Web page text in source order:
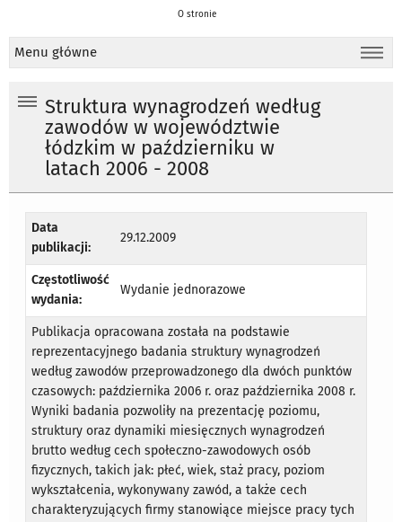
O stronie
Menu główne
Struktura wynagrodzeń według
zawodów w województwie
łódzkim w październiku w
latach 2006 - 2008
Data
publikacji:
29.12.2009
Częstotliwość
wydania:
Wydanie jednorazowe
Publikacja opracowana została na podstawie
reprezentacyjnego badania struktury wynagrodzeń
według zawodów przeprowadzonego dla dwóch punktów
czasowych: października 2006 r. oraz października 2008 r.
Wyniki badania pozwoliły na prezentację poziomu,
struktury oraz dynamiki miesięcznych wynagrodzeń
brutto według cech społeczno-zawodowych osób
fizycznych, takich jak: płeć, wiek, staż pracy, poziom
wykształcenia, wykonywany zawód, a także cech
charakteryzujących firmy stanowiące miejsce pracy tych